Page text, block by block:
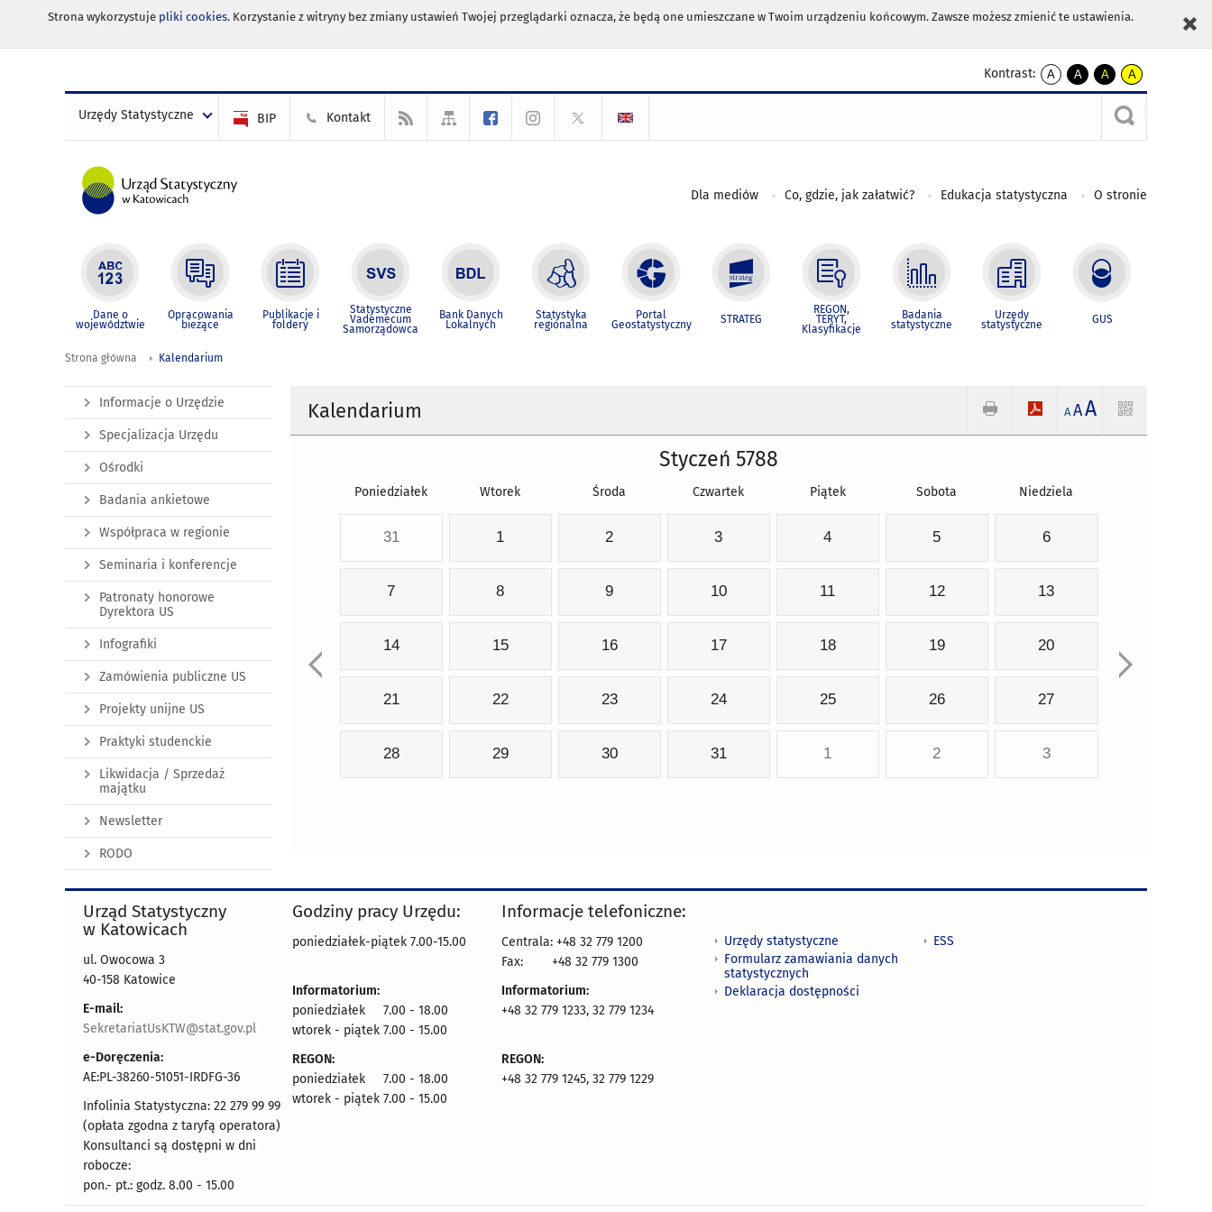
Strona wykorzystuje pliki cookies. Korzystanie z witryny bez zmiany ustawień Twojej przeglądarki oznacza, że będą one umieszczane w Twoim urządzeniu końcowym. Zawsze możesz zmienić te ustawienia.
Kontrast:
A
kontrast
A
kontrast
czarnym
A
kontrast
żółty
tekst
czarnym
A
kontrast
czarny
tekst
żółtym
Urzędy Statystyczne BIP Kontakt
Dla mediów Co, gdzie, jak załatwić? Edukacja statystyczna O stronie
Dane o
województwie
Opracowania
bieżące
Publikacje i
foldery
Statystyczne
Vademecum
Samorządowca
Bank Danych
Lokalnych
Statystyka
regionalna
Portal
Geostatystyczny STRATEG
REGON,
TERYT,
Klasyfikacje
Badania
statystyczne
Urzędy
statystyczne GUS
Strona główna Kalendarium
Kalendarium A AA
Styczeń 5788
Poniedziałek Wtorek Środa Czwartek Piątek Sobota Niedziela
31 1 2 3 4 5 6
7 8 9 10 11 12 13
14 15 16 17 18 19 20
21 22 23 24 25 26 27
28 29 30 31 1 2 3
Informacje o Urzędzie
Specjalizacja Urzędu
Ośrodki
Badania ankietowe
Współpraca w regionie
Seminaria i konferencje
Patronaty honorowe
Dyrektora US
Infografiki
Zamówienia publiczne US
Projekty unijne US
Praktyki studenckie
Likwidacja / Sprzedaż
majątku
Newsletter
RODO
Urząd Statystyczny
w Katowicach
ul. Owocowa 3
40-158 Katowice
E-mail:
SekretariatUsKTW@stat.gov.pl
e-Doręczenia:
AE:PL-38260-51051-IRDFG-36
Infolinia Statystyczna: 22 279 99 99
(opłata zgodna z taryfą operatora)
Konsultanci są dostępni w dni
robocze:
pon.- pt.: godz. 8.00 - 15.00
Godziny pracy Urzędu:
poniedziałek-piątek 7.00-15.00
Informatorium:
poniedziałek 7.00 - 18.00
wtorek - piątek 7.00 - 15.00
REGON:
poniedziałek 7.00 - 18.00
wtorek - piątek 7.00 - 15.00
Informacje telefoniczne:
Centrala: +48 32 779 1200
Fax:
+48 32 779 1300
Informatorium:
+48 32 779 1233, 32 779 1234
REGON:
+48 32 779 1245, 32 779 1229
Urzędy statystyczne
Formularz zamawiania danych
statystycznych
Deklaracja dostępności
ESS